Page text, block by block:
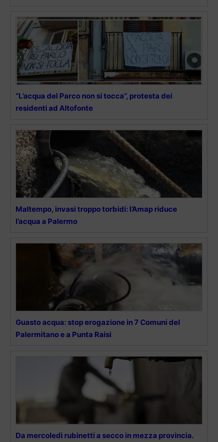
“L’acqua del Parco non si tocca”, protesta dei
residenti ad Altofonte
Maltempo, invasi troppo torbidi: l’Amap riduce
l’acqua a Palermo
Guasto acqua: stop erogazione in 7 Comuni del
Palermitano e a Punta Raisi
Da mercoledì rubinetti a secco in mezza provincia.